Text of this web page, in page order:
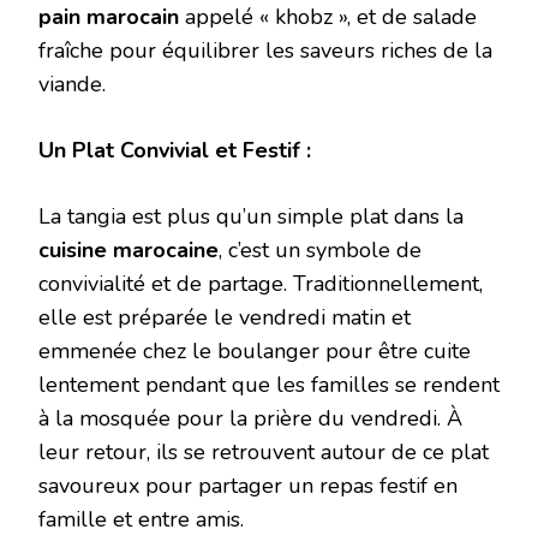
pain marocain appelé « khobz », et de salade
fraîche pour équilibrer les saveurs riches de la
viande.
Un Plat Convivial et Festif :
La tangia est plus qu’un simple plat dans la
cuisine marocaine, c’est un symbole de
convivialité et de partage. Traditionnellement,
elle est préparée le vendredi matin et
emmenée chez le boulanger pour être cuite
lentement pendant que les familles se rendent
à la mosquée pour la prière du vendredi. À
leur retour, ils se retrouvent autour de ce plat
savoureux pour partager un repas festif en
famille et entre amis.